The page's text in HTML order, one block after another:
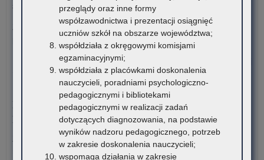
szkolny 2026/2027
Załączniki Informacja o liczbie wolnych miejsc na semestr
6 sierpnia 2026
Konkurs stypendialny dla romskich uczniów szkół
ponadpodstawowych oraz studentów romskich
Związek Romów Polskich ogłasza konkurs stypendialny dla
przeglądy oraz inne formy
współzawodnictwa i prezentacji osiągnięć
uczniów szkół na obszarze województwa;
współdziała z okręgowymi komisjami
egzaminacyjnymi;
współdziała z placówkami doskonalenia
nauczycieli, poradniami psychologiczno-
pedagogicznymi i bibliotekami
pedagogicznymi w realizacji zadań
dotyczących diagnozowania, na podstawie
wyników nadzoru pedagogicznego, potrzeb
w zakresie doskonalenia nauczycieli;
wspomaga działania w zakresie